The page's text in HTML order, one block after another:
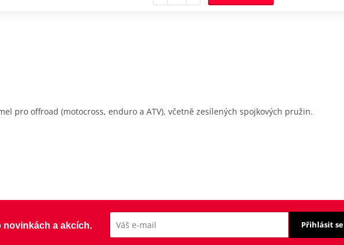
pro offroad (motocross, enduro a ATV), včetně zesílených spojkových pružin.
novinkách a akcích. Přihlásit se